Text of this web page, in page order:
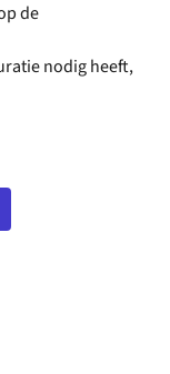
de
nodig heeft,